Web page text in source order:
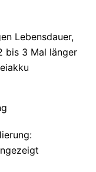
Lebensdauer,
bis 3 Mal länger